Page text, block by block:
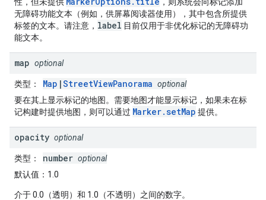
无障碍功能文本（例如，供屏幕阅读器使用），其中包含所提供
标签的文本。请注意， label 目前仅用于非优化标记的无障碍功
能文本。
map optional
类型 ： Map |StreetViewPanorama optional
要在其上显示标记的地图。需要地图才能显示标记，如果未在标
记构建时提供地图，则可以通过 Marker.setMap 提供。
opacity optional
类型 ： number optional
默认值 ：1.0
介于 0.0（透明）和 1.0（不透明）之间的数字。